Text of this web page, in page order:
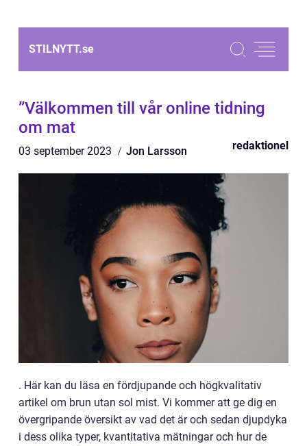
STILNYTT.se
”Välkommen till vår online tidning
om mat
03 september 2023 Jon Larsson redaktionel
. Här kan du läsa en fördjupande och högkvalitativ
artikel om brun utan sol mist. Vi kommer att ge dig en
övergripande översikt av vad det är och sedan djupdyka
i dess olika typer, kvantitativa mätningar och hur de